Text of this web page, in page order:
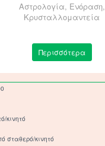
Αστρολογία, Ενόραση,
Κρυσταλλομαντεία
Περισσότερα
κινητό
σταθερό/κινητό